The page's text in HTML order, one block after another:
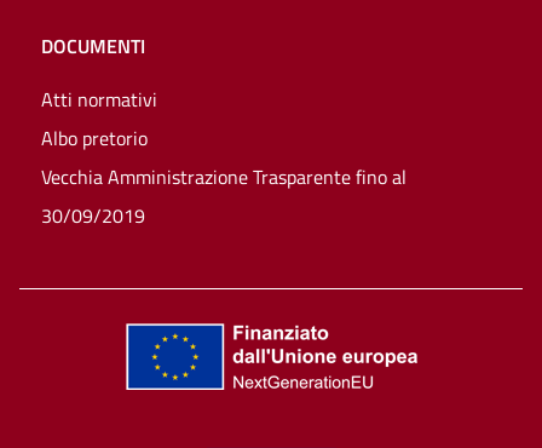
DOCUMENTI
Atti normativi
Albo pretorio
Vecchia Amministrazione Trasparente fino al
30/09/2019